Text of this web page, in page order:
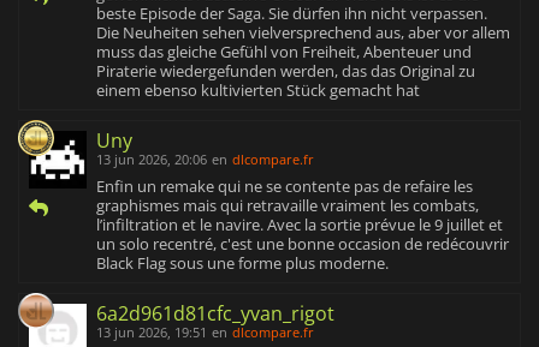
beste Episode der Saga. Sie dürfen ihn nicht verpassen.
Die Neuheiten sehen vielversprechend aus, aber vor allem
muss das gleiche Gefühl von Freiheit, Abenteuer und
Piraterie wiedergefunden werden, das das Original zu
einem ebenso kultivierten Stück gemacht hat
Uny
13 jun 2026, 20:06 en dlcompare.fr
Enfin un remake qui ne se contente pas de refaire les
graphismes mais qui retravaille vraiment les combats,
l’infiltration et le navire. Avec la sortie prévue le 9 juillet et
un solo recentré, c'est une bonne occasion de redécouvrir
Black Flag sous une forme plus moderne.
6a2d961d81cfc_yvan_rigot
13 jun 2026, 19:51 en dlcompare.fr